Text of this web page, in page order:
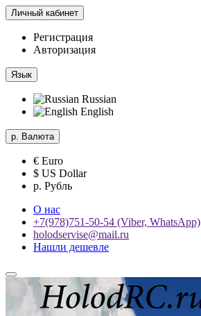
Личный кабинет
Регистрация
Авторизация
Язык
Russian
English
р. Валюта
€ Euro
$ US Dollar
р. Рубль
О нас
+7(978)751-50-54 (Viber, WhatsApp)
holodservise@mail.ru
Нашли дешевле